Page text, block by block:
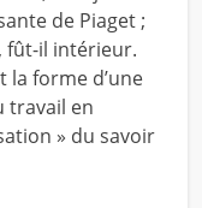
de Piaget ;
fût-il intérieur.
la forme d’une
travail en
» du savoir